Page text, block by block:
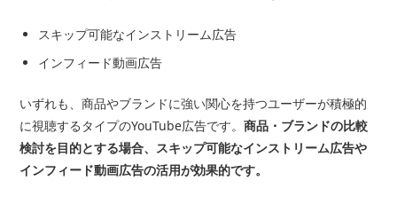
スキップ可能なインストリーム広告
インフィード動画広告
いずれも、商品やブランドに強い関心を持つユーザーが積極的
に視聴するタイプのYouTube広告です。商品・ブランドの比較
検討を目的とする場合、スキップ可能なインストリーム広告や
インフィード動画広告の活用が効果的です。